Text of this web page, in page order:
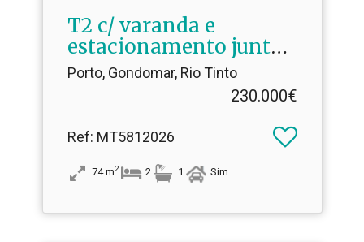
T2 c/ varanda e
estacionamento junto
à Areosa
Porto, Gondomar, Rio Tinto
230.000€
Ref: MT5812026
74m2 2 1 Sim